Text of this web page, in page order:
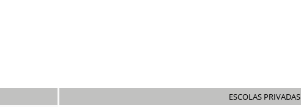
ESCOLAS PRIVADAS